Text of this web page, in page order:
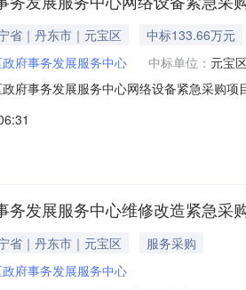
省｜丹东市｜元宝区
中标133.66万元
府事务发展服务中心 中标单位： 元宝
府事务发展服务中心网络设备紧急采购
生命安全，按照辽宁省财政厅《关于做
展服务
务发展服务中心维修改造紧急采
省｜丹东市｜元宝区
服务采购
府事务发展服务中心